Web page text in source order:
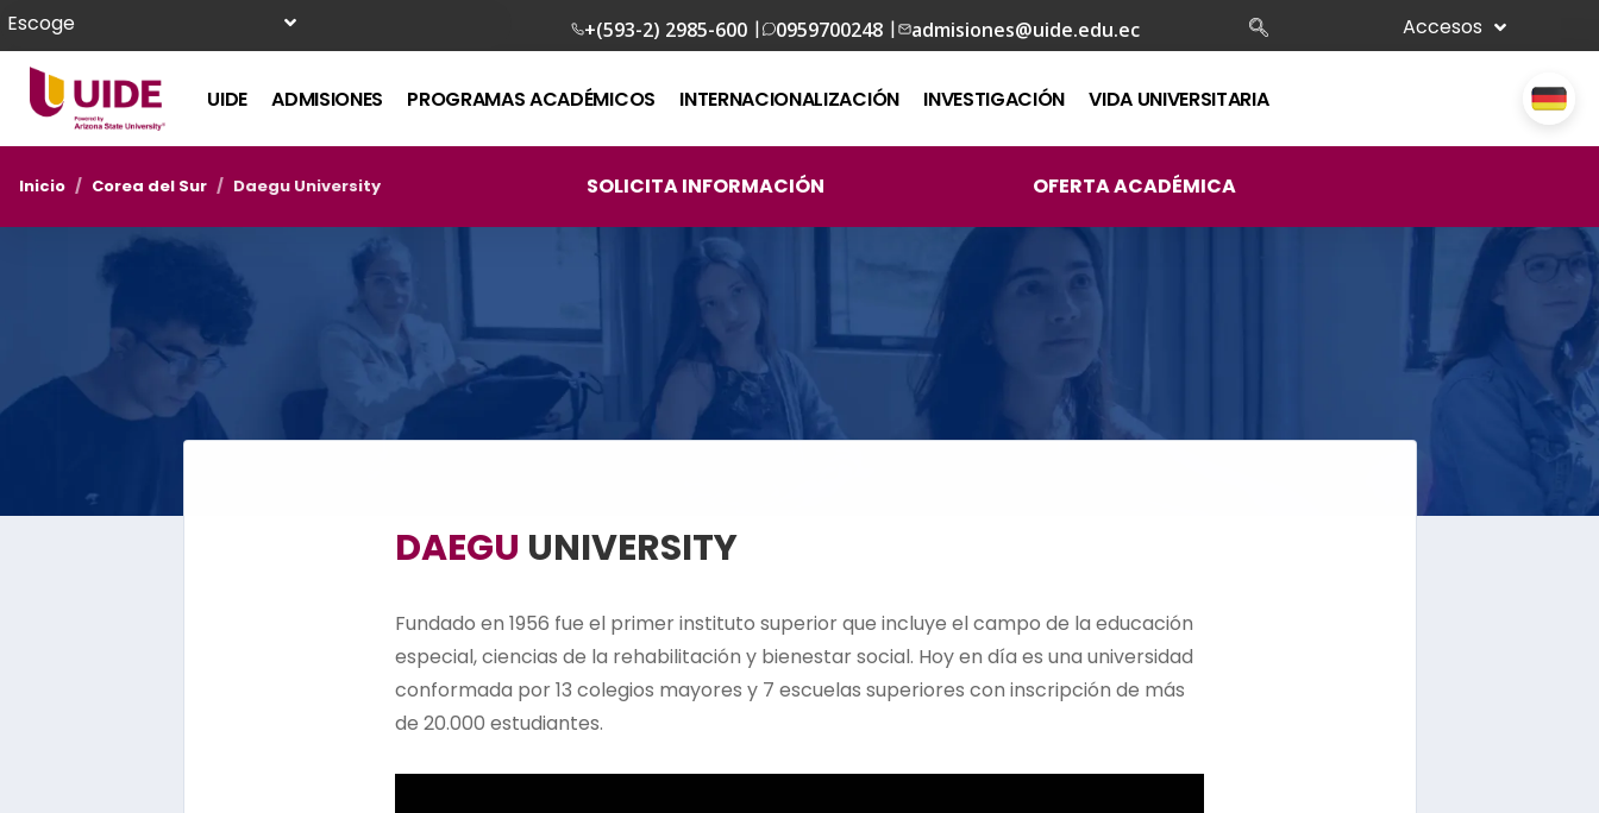
Escoge +(593-2) 2985-600 | 0959700248 | admisiones@uide.edu.ec Accesos
UIDE ADMISIONES PROGRAMAS ACADÉMICOS INTERNACIONALIZACIÓN INVESTIGACIÓN VIDA UNIVERSITARIA
Inicio / Corea del Sur / Daegu University SOLICITA INFORMACIÓN OFERTA ACADÉMICA
DAEGU UNIVERSITY
Fundado en 1956 fue el primer instituto superior que incluye el campo de la educación
especial, ciencias de la rehabilitación y bienestar social. Hoy en día es una universidad
conformada por 13 colegios mayores y 7 escuelas superiores con inscripción de más
de 20.000 estudiantes.